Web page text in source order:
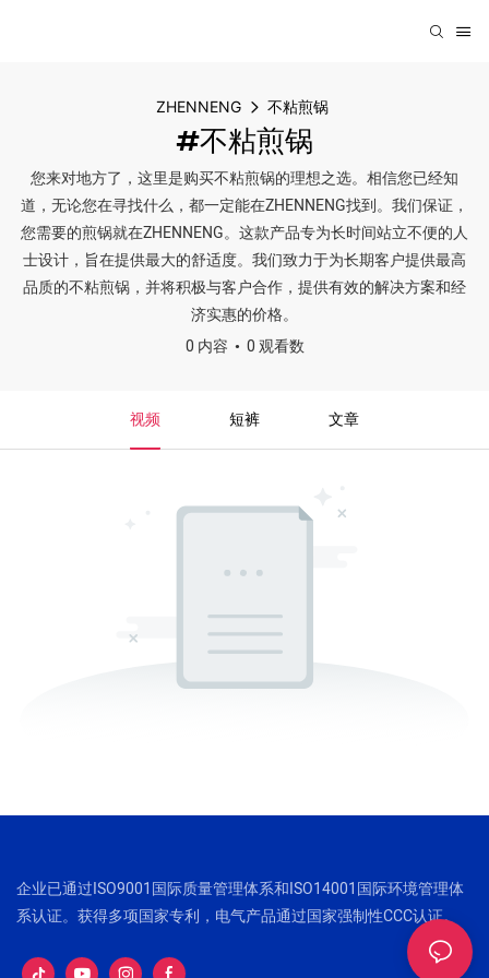
ZHENNENG 不粘煎锅
#不粘煎锅
您来对地方了，这里是购买不粘煎锅的理想之选。相信您已经知
道，无论您在寻找什么，都一定能在ZHENNENG找到。我们保证，
您需要的煎锅就在ZHENNENG。这款产品专为长时间站立不便的人
士设计，旨在提供最大的舒适度。我们致力于为长期客户提供最高
品质的不粘煎锅，并将积极与客户合作，提供有效的解决方案和经
济实惠的价格。
0 内容
0 观看数
视频 短裤 文章
企业已通过ISO9001国际质量管理体系和ISO14001国际环境管理体
系认证。获得多项国家专利，电气产品通过国家强制性CCC认证。